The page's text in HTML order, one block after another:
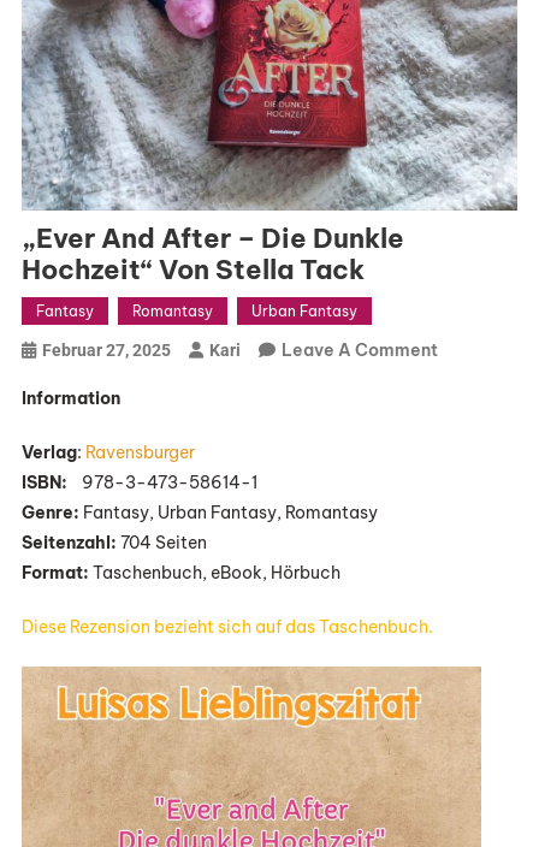
„Ever And After – Die Dunkle
Hochzeit“ Von Stella Tack
Fantasy Romantasy Urban Fantasy
Februar 27, 2025 Kari Leave A CommentOn
Information
Verlag: Ravensburger
ISBN: ‎ ‎ ‎ 978-3-473-58614-1
Genre: Fantasy, Urban Fantasy, Romantasy
Seitenzahl: 704 Seiten
Format: Taschenbuch, eBook, Hörbuch
Diese Rezension bezieht sich auf das Taschenbuch.